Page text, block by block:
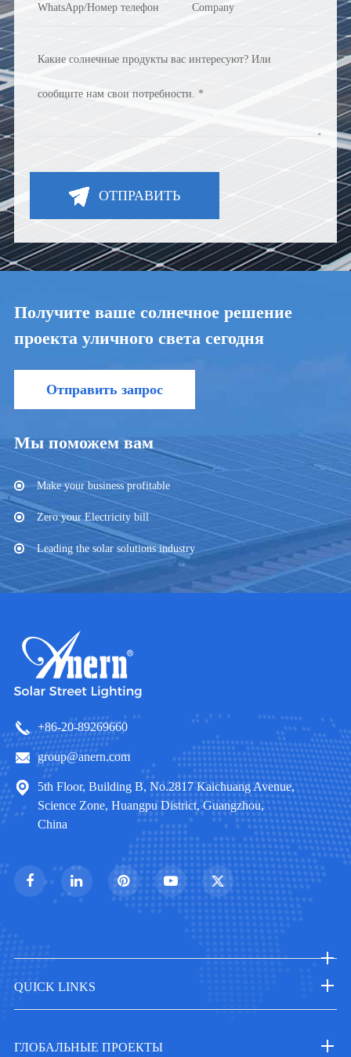
ОТПРАВИТЬ
Получите ваше солнечное решение
проекта уличного света сегодня
Отправить запрос
Мы поможем вам
Make your business profitable
Zero your Electricity bill
Leading the solar solutions industry
+86-20-89269660
group@anern.com
5th Floor, Building B, No.2817 Kaichuang Avenue,
Science Zone, Huangpu District, Guangzhou,
China
QUICK LINKS
ГЛОБАЛЬНЫЕ ПРОЕКТЫ